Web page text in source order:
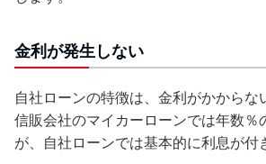
金利が発生しない
自社ローンの特徴は、金利がかからな
信販会社のマイカーローンでは年数％
が、自社ローンでは基本的に利息が付